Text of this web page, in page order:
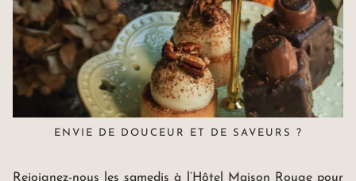
LE SPA MAISON ROUGE
SOINS ET MASSAGES
ESPACE FITNESS
OFFRES SPÉCIALES
BONS CADEAUX
AGENDA
ENVIE DE DOUCEUR ET DE SAVEURS ?
Rejoignez-nous les samedis à l’Hôtel Maison Rouge pour